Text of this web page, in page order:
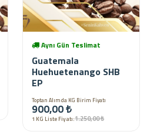
Aynı Gün Teslimat
Guatemala
Huehuetenango SHB
EP
Toptan Alımda KG Birim Fiyatı
900,00 ₺
1 KG Liste Fiyatı:1.250,00 ₺